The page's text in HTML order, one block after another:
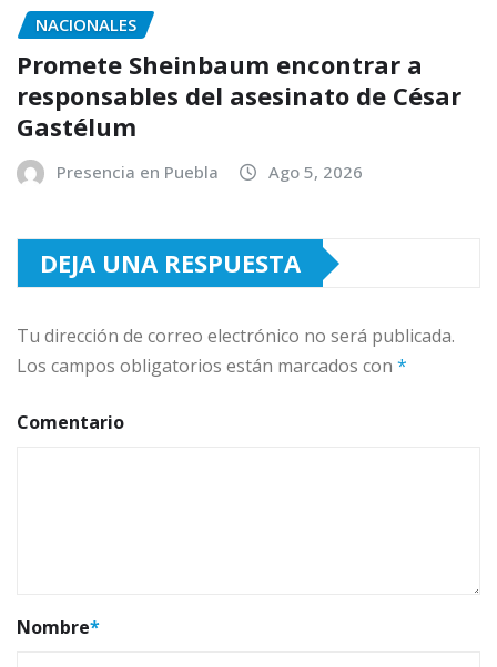
NACIONALES
Promete Sheinbaum encontrar a
responsables del asesinato de César
Gastélum
Presencia en Puebla Ago 5, 2026
DEJA UNA RESPUESTA
Tu dirección de correo electrónico no será publicada.
Los campos obligatorios están marcados con *
Comentario
Nombre*